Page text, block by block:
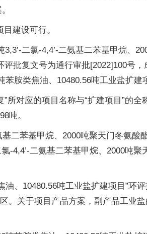
建设可行。
二氯-4,4’-二氨基二苯基甲烷、
批复文号为通行审批[2022]100号
胺类焦油、10480.56吨工业盐扩建
对应的项目名称与“扩建项目”的全
吨。
二苯基甲烷、2000吨聚天门冬氨酸
-4,4’-二氨基二苯基甲烷、2000吨
、10480.56吨工业盐扩建项目”环
。关于项目产品方案，副产品工业盐